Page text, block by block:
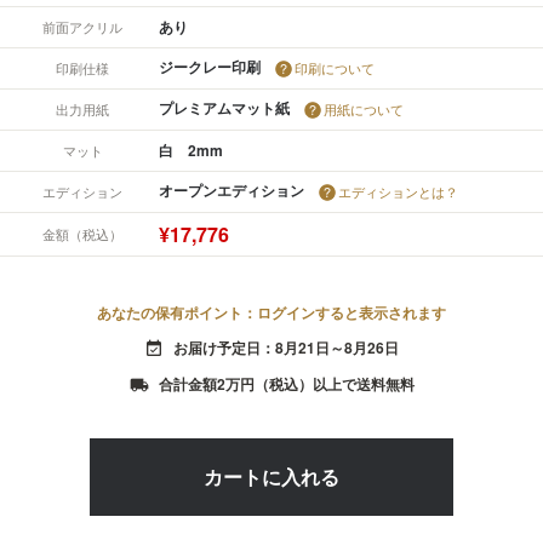
前面アクリル あり
印刷仕様 ジークレー印刷 印刷について
出力用紙 プレミアムマット紙 用紙について
マット 白 2mm
エディション オープンエディション エディションとは？
金額（税込） ¥17,776
あなたの保有ポイント：ログインすると表示されます
event_available お届け予定日：8月21日～8月26日
local_shipping 合計金額2万円（税込）以上で送料無料